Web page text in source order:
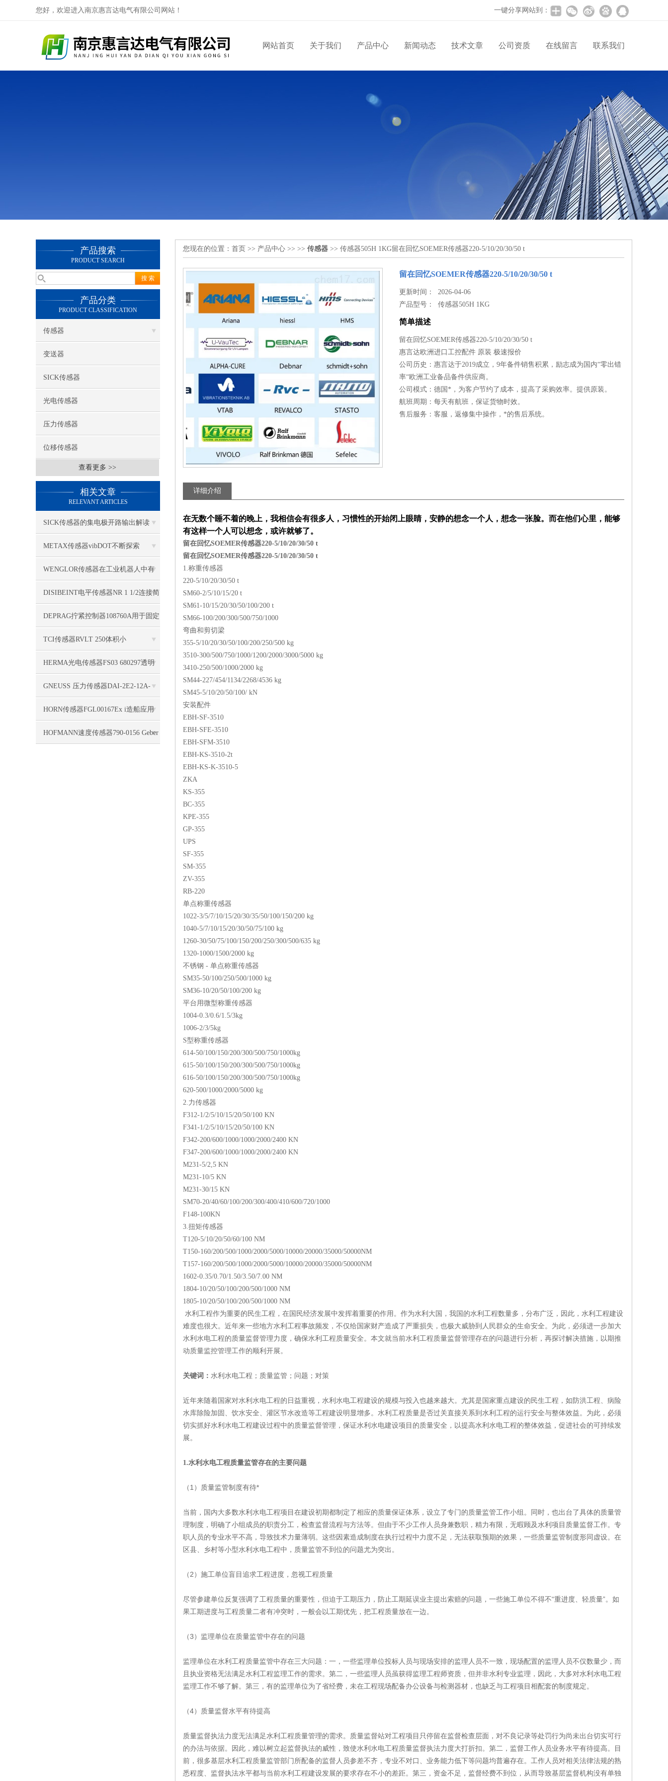
您好，欢迎进入南京惠言达电气有限公司网站！ 一键分享网站到：
网站首页 关于我们 产品中心 新闻动态 技术文章 公司资质 在线留言 联系我们
产品搜索
PRODUCT SEARCH
产品分类
PRODUCT CLASSIFICATION
传感器
变送器
SICK传感器
光电传感器
压力传感器
位移传感器
查看更多 >>
相关文章
RELEVANT ARTICLES
SICK传感器的集电极开路输出解读
METAX传感器vibDOT不断探索
SGD185-1
WENGLOR传感器在工业机器人中有
哪些应用？
DISIBEINT电平传感器NR 1 1/2连接简
单
DEPRAG拧紧控制器108760A用于固定
应用
TCI传感器RVLT 250体积小
HERMA光电传感器FS03 680297透明
标签使用
GNEUSS 压力传感器DAI-2E2-12A-
B50Z-S0-F5-R-W-6P支持
HORN传感器FGL00167Ex i造船应用
HOFMANN速度传感器790-0156 Geber
您现在的位置： 首页 >> 产品中心 >> >> 传感器 >> 传感器505H 1KG留在回忆SOEMER传感器220-5/10/20/30/50 t
留在回忆SOEMER传感器220-5/10/20/30/50 t
更新时间： 2026-04-06
产品型号：传感器505H 1KG
简单描述
留在回忆SOEMER传感器220-5/10/20/30/50 t
惠言达欧洲进口工控配件 原装 极速报价
公司历史：惠言达于2019成立，9年备件销售积累，励志成为国内“零出错
率“欧洲工业备品备件供应商。
公司模式：德国*，为客户节约了成本，提高了采购效率。提供原装。
航班周期：每天有航班，保证货物时效。
售后服务：客服，返修集中操作，*的售后系统。
详细介绍
在无数个睡不着的晚上，我相信会有很多人，习惯性的开始闭上眼睛，安静的想念一个人，想念一张脸。而在他们心里，能够
有这样一个人可以想念，或许就够了。
留在回忆SOEMER传感器220-5/10/20/30/50 t
留在回忆SOEMER传感器220-5/10/20/30/50 t
1.称重传感器
220-5/10/20/30/50 t
SM60-2/5/10/15/20 t
SM61-10/15/20/30/50/100/200 t
SM66-100/200/300/500/750/1000
弯曲和剪切梁
355-5/10/20/30/50/100/200/250/500 kg
3510-300/500/750/1000/1200/2000/3000/5000 kg
3410-250/500/1000/2000 kg
SM44-227/454/1134/2268/4536 kg
SM45-5/10/20/50/100/ kN
安装配件
EBH-SF-3510
EBH-SFE-3510
EBH-SFM-3510
EBH-KS-3510-2t
EBH-KS-K-3510-5
ZKA
KS-355
BC-355
KPE-355
GP-355
UPS
SF-355
SM-355
ZV-355
RB-220
单点称重传感器
1022-3/5/7/10/15/20/30/35/50/100/150/200 kg
1040-5/7/10/15/20/30/50/75/100 kg
1260-30/50/75/100/150/200/250/300/500/635 kg
1320-1000/1500/2000 kg
不锈钢 - 单点称重传感器
SM35-50/100/250/500/1000 kg
SM36-10/20/50/100/200 kg
平台用微型称重传感器
1004-0.3/0.6/1.5/3kg
1006-2/3/5kg
S型称重传感器
614-50/100/150/200/300/500/750/1000kg
615-50/100/150/200/300/500/750/1000kg
616-50/100/150/200/300/500/750/1000kg
620-500/1000/2000/5000 kg
2.力传感器
F312-1/2/5/10/15/20/50/100 KN
F341-1/2/5/10/15/20/50/100 KN
F342-200/600/1000/1000/2000/2400 KN
F347-200/600/1000/1000/2000/2400 KN
M231-5/2,5 KN
M231-10/5 KN
M231-30/15 KN
SM70-20/40/60/100/200/300/400/410/600/720/1000
F148-100KN
3.扭矩传感器
T120-5/10/20/50/60/100 NM
T150-160/200/500/1000/2000/5000/10000/20000/35000/50000NM
T157-160/200/500/1000/2000/5000/10000/20000/35000/50000NM
1602-0.35/0.70/1.50/3.50/7.00 NM
1804-10/20/50/100/200/500/1000 NM
1805-10/20/50/100/200/500/1000 NM
水利工程作为重要的民生工程，在国民经济发展中发挥着重要的作用。作为水利大国，我国的水利工程数量多，分布广泛，因此，水利工程建设
难度也很大。近年来一些地方水利工程事故频发，不仅给国家财产造成了严重损失，也极大威胁到人民群众的生命安全。为此，必须进一步加大
水利水电工程的质量监督管理力度，确保水利工程质量安全。本文就当前水利工程质量监督管理存在的问题进行分析，再探讨解决措施，以期推
动质量监控管理工作的顺利开展。
关键词： 水利水电工程；质量监管；问题；对策
近年来随着国家对水利水电工程的日益重视，水利水电工程建设的规模与投入也越来越大。尤其是国家重点建设的民生工程，如防洪工程、病险
水库除险加固、饮水安全、灌区节水改造等工程建设明显增多。水利工程质量是否过关直接关系到水利工程的运行安全与整体效益。为此，必须
切实抓好水利水电工程建设过程中的质量监督管理，保证水利水电建设项目的质量安全，以提高水利水电工程的整体效益，促进社会的可持续发
展。
1.水利水电工程质量监管存在的主要问题
（1）质量监管制度有待*
当前，国内大多数水利水电工程项目在建设初期都制定了相应的质量保证体系，设立了专门的质量监管工作小组。同时，也出台了具体的质量管
理制度，明确了小组成员的职责分工，检查监督流程与方法等。但由于不少工作人员身兼数职，精力有限，无暇顾及水利项目质量监督工作。专
职人员的专业水平不高，导致技术力量薄弱。这些因素造成制度在执行过程中力度不足，无法获取预期的效果，一些质量监管制度形同虚设。在
区县、乡村等小型水利水电工程中，质量监管不到位的问题尤为突出。
（2）施工单位盲目追求工程进度，忽视工程质量
尽管参建单位反复强调了工程质量的重要性，但迫于工期压力，防止工期延误业主提出索赔的问题，一些施工单位不得不“重进度、轻质量”。如
果工期进度与工程质量二者有冲突时，一般会以工期优先，把工程质量放在一边。
（3）监理单位在质量监管中存在的问题
监理单位在水利工程质量监管中存在三大问题：一，一些监理单位投标人员与现场安排的监理人员不一致，现场配置的监理人员不仅数量少，而
且执业资格无法满足水利工程监理工作的需求。第二，一些监理人员虽获得监理工程师资质，但并非水利专业监理，因此，大多对水利水电工程
监理工作不够了解。第三，有的监理单位为了省经费，未在工程现场配备办公设备与检测器材，也缺乏与工程项目相配套的制度规定。
（4）质量监督水平有待提高
质量监督执法力度无法满足水利工程质量管理的需求。质量监督站对工程项目只停留在监督检查层面，对不良记录等处罚行为尚未出台切实可行
的办法与依据。因此，难以树立起监督执法的威性，致使水利水电工程质量监督执法力度大打折扣。第二，监督工作人员业务水平有待提高。目
前，很多基层水利工程质量监管部门所配备的监督人员参差不齐，专业不对口、业务能力低下等问题均普遍存在。工作人员对相关法律法规的熟
悉程度、监督执法水平都与当前水利工程建设发展的要求存在不小的差距。第三，资金不足，监督经费不到位，从而导致基层监督机构没有单独